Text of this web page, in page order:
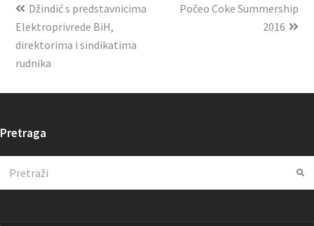
Džindić s predstavnicima
Elektroprivrede BiH,
direktorima i sindikatima
rudnika
Počeo Coke Summership
2016
Pretraga